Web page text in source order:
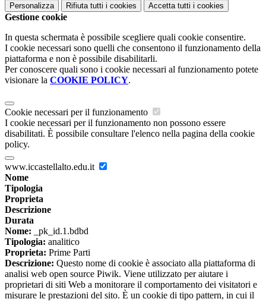
Personalizza Rifiuta tutti i cookies Accetta tutti i cookies
Gestione cookie
In questa schermata è possibile scegliere quali cookie consentire.
I cookie necessari sono quelli che consentono il funzionamento della
piattaforma e non è possibile disabilitarli.
Per conoscere quali sono i cookie necessari al funzionamento potete
visionare la COOKIE POLICY.
Cookie necessari per il funzionamento
I cookie necessari per il funzionamento non possono essere
disabilitati. È possibile consultare l'elenco nella pagina della cookie
policy.
www.iccastellalto.edu.it
Nome
Tipologia
Proprieta
Descrizione
Durata
Nome: _pk_id.1.bdbd
Tipologia: analitico
Proprieta: Prime Parti
Descrizione: Questo nome di cookie è associato alla piattaforma di
analisi web open source Piwik. Viene utilizzato per aiutare i
proprietari di siti Web a monitorare il comportamento dei visitatori e
misurare le prestazioni del sito. È un cookie di tipo pattern, in cui il